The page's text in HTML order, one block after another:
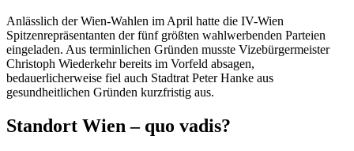
Anlässlich der Wien-Wahlen im April hatte die IV-Wien
Spitzenrepräsentanten der fünf größten wahlwerbenden Parteien
eingeladen. Aus terminlichen Gründen musste Vizebürgermeister
Christoph Wiederkehr bereits im Vorfeld absagen,
bedauerlicherweise fiel auch Stadtrat Peter Hanke aus
gesundheitlichen Gründen kurzfristig aus.
Standort Wien – quo vadis?